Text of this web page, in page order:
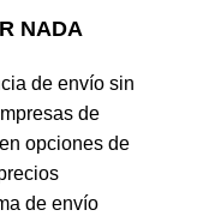
NADA
de envío sin
de
opciones de
de envío